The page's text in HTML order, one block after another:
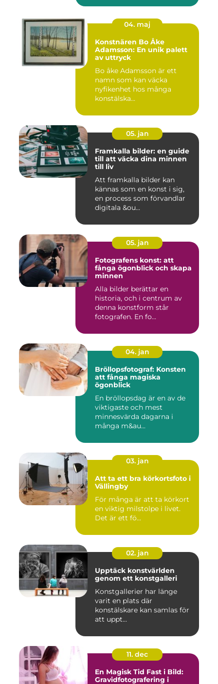
04. maj
Konstnären Bo Åke
Adamsson: En unik palett
av uttryck
Bo åke Adamsson är ett
namn som kan väcka
nyfikenhet hos många
konstälska...
05. jan
Framkalla bilder: en guide
till att väcka dina minnen
till liv
Att framkalla bilder kan
kännas som en konst i sig,
en process som förvandlar
digitala &ou...
05. jan
Fotografens konst: att
fånga ögonblick och skapa
minnen
Alla bilder berättar en
historia, och i centrum av
denna konstform står
fotografen. En fo...
04. jan
Bröllopsfotograf: Konsten
att fånga magiska
ögonblick
En bröllopsdag är en av de
viktigaste och mest
minnesvärda dagarna i
många m&au...
03. jan
Att ta ett bra körkortsfoto i
Vällingby
För många är att ta körkort
en viktig milstolpe i livet.
Det är ett fö...
02. jan
Upptäck konstvärlden
genom ett konstgalleri
Konstgallerier har länge
varit en plats där
konstälskare kan samlas för
att uppt...
11. dec
En Magisk Tid Fast i Bild:
Gravidfotografering i